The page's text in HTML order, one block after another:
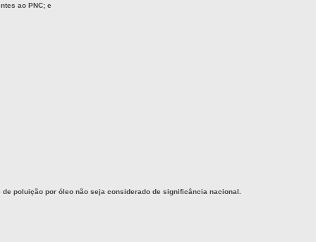
ao PNC; e
poluição por óleo não seja considerado de significância nacional.